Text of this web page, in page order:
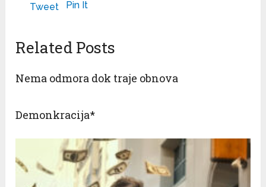
Tweet Pin It
Related Posts
Nema odmora dok traje obnova
Demonkracija*